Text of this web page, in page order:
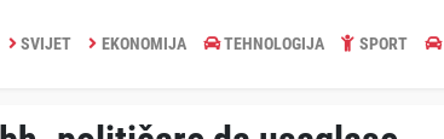
SVIJET EKONOMIJA TEHNOLOGIJA SPORT